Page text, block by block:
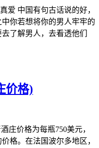
爱 中国有句古话说的好，
你若想将你的男人牢牢的
了解男人，去看透他们
价格)
庄价格为每瓶750美元，
格。在法国波尔多地区，